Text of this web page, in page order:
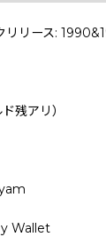
リリース:
残アリ）
Wallet